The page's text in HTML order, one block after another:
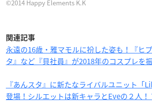
©2014 Happy Elements K.K
関連記事
永遠の16歳・雅マモルに扮した姿も！『ヒ
タ』など『貝社員』が2018年のコスプレを
『あんスタ』に新たなライバルユニット「
登場！シルエットは新キャラとEveの２人！